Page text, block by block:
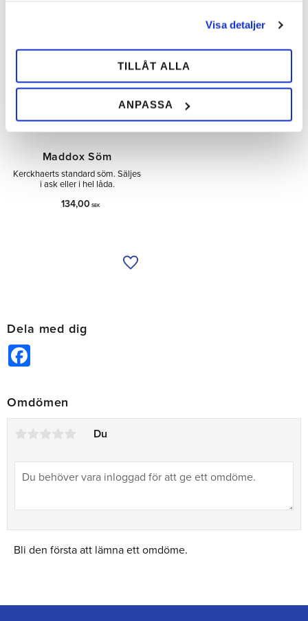
Visa detaljer
TILLÅT ALLA
ANPASSA
Maddox Söm
Kerckhaerts standard söm. Säljes
i ask eller i hel låda.
134,00 SEK
Lägg till i önskelista
Dela med dig
Omdömen
Du
Bli den första att lämna ett omdöme.